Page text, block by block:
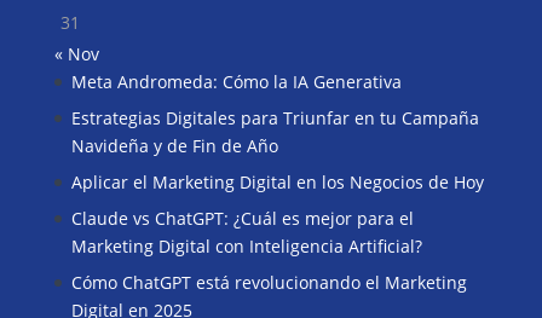
31
« Nov
Meta Andromeda: Cómo la IA Generativa
Estrategias Digitales para Triunfar en tu Campaña
Navideña y de Fin de Año
Aplicar el Marketing Digital en los Negocios de Hoy
Claude vs ChatGPT: ¿Cuál es mejor para el
Marketing Digital con Inteligencia Artificial?
Cómo ChatGPT está revolucionando el Marketing
Digital en 2025